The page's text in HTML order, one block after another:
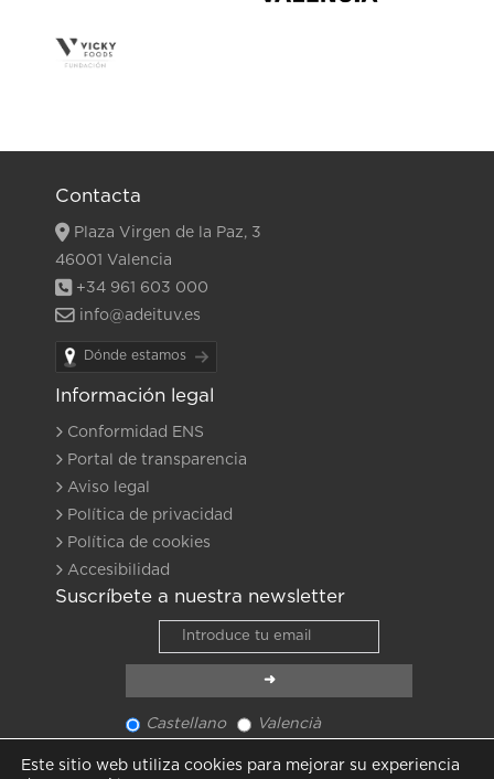
Contacta
Plaza Virgen de la Paz, 3
46001 Valencia
+34 961 603 000
info@adeituv.es
Dónde estamos
Información legal
Conformidad ENS
Portal de transparencia
Aviso legal
Política de privacidad
Política de cookies
Accesibilidad
Suscríbete a nuestra newsletter
Castellano Valencià
Ver último newsletter
Este sitio web utiliza cookies para mejorar su experiencia